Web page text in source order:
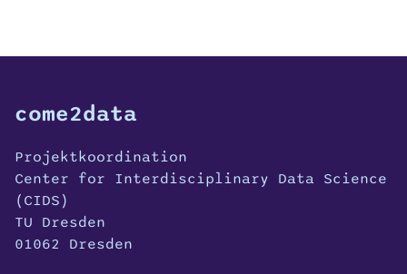
come2data
Projektkoordination
Center for Interdisciplinary Data Science
(CIDS)
TU Dresden
01062 Dresden